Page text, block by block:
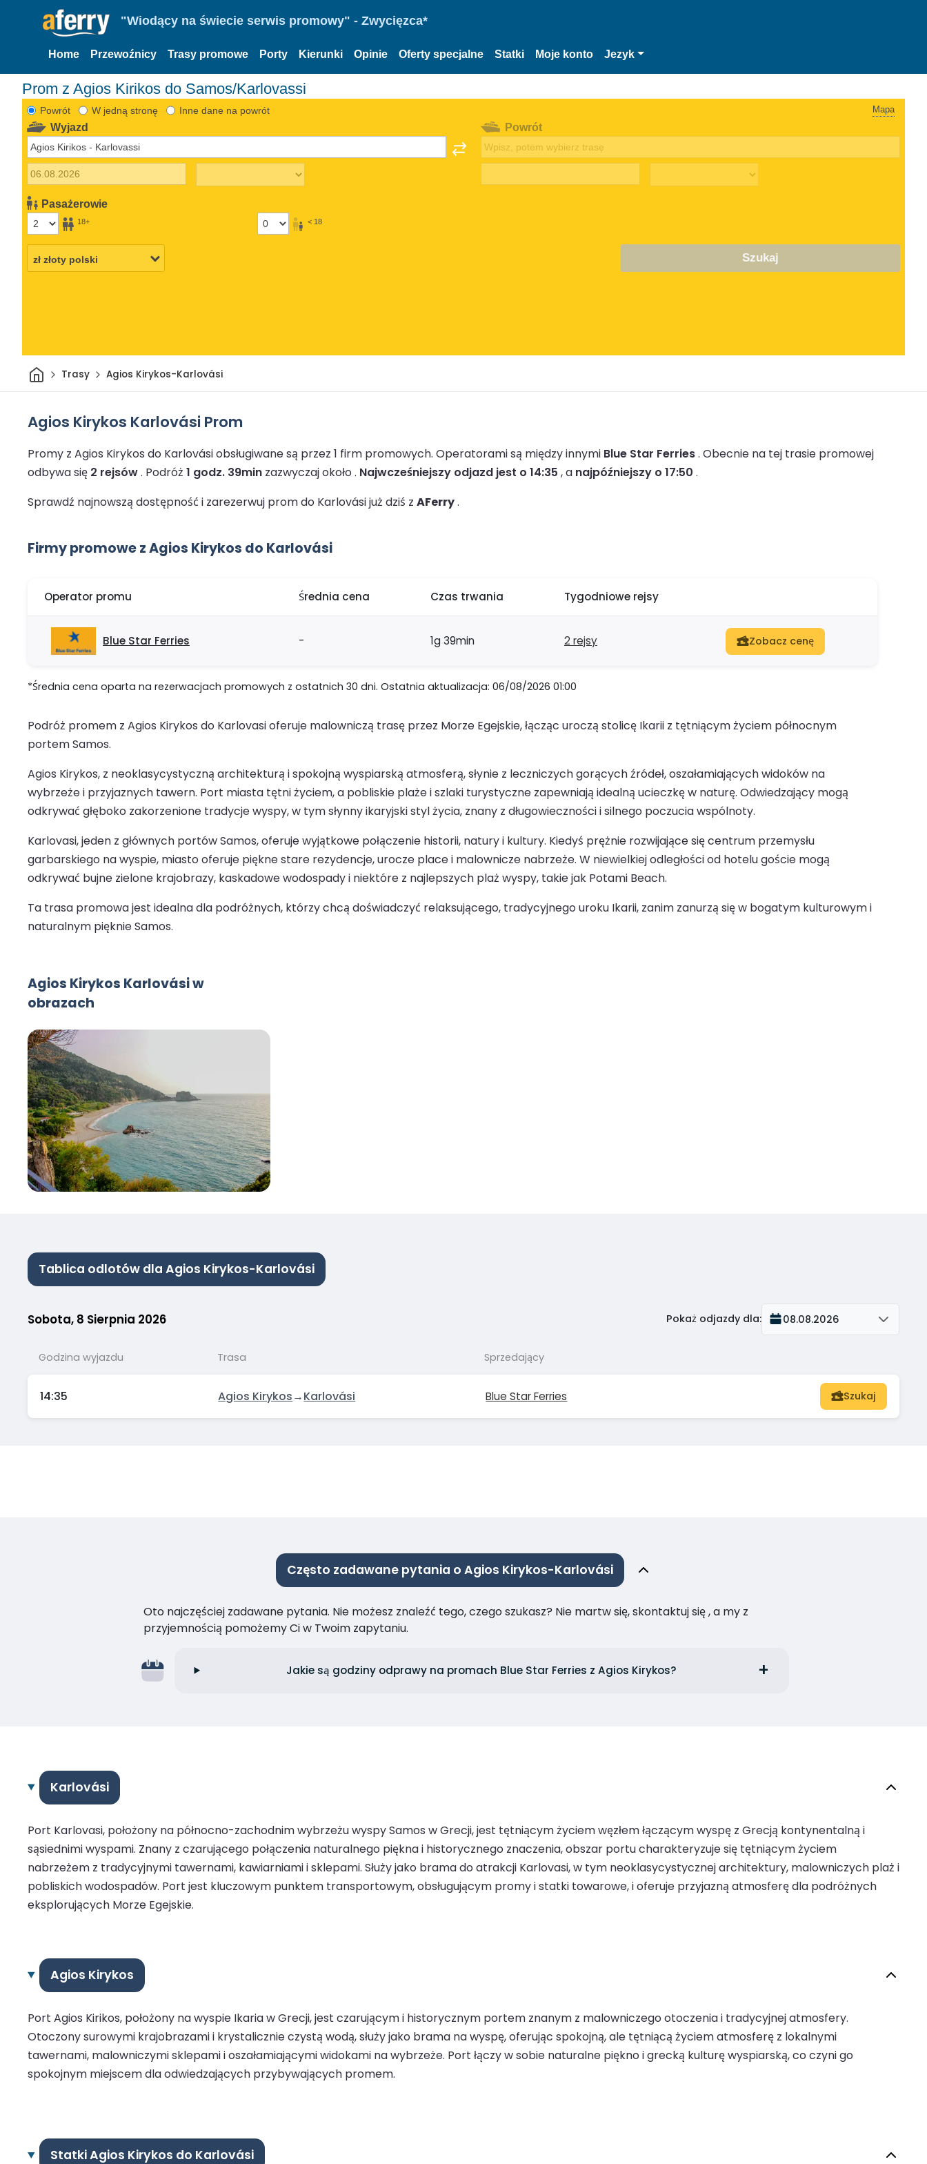
"Wiodący na świecie serwis promowy" - Zwycięzca*
Home Przewoźnicy Trasy promowe Porty Kierunki Opinie Oferty specjalne Statki Moje konto Jezyk
Prom z Agios Kirikos do Samos/Karlovassi
Powrót W jedną stronę Inne dane na powrót Mapa
Wyjazd
Pasażerowie
18+ < 18
Powrót
Szukaj
DomTrasy Agios Kirykos-Karlovási
Agios Kirykos Karlovási Prom
Promy z Agios Kirykos do Karlovási obsługiwane są przez 1 firm promowych. Operatorami są między innymi Blue Star Ferries. Obecnie na tej trasie promowej
odbywa się 2 rejsów. Podróż 1 godz. 39min zazwyczaj około . Najwcześniejszy odjazd jest o 14:35 , a najpóźniejszy o 17:50 .
Sprawdź najnowszą dostępność i zarezerwuj prom do Karlovási już dziś z AFerry.
Firmy promowe z Agios Kirykos do Karlovási
Operator promu Średnia cena Czas trwania Tygodniowe rejsy
Blue Star Ferries - 1g 39min 2 rejsy Zobacz cenę
*Średnia cena oparta na rezerwacjach promowych z ostatnich 30 dni. Ostatnia aktualizacja: 06/08/2026 01:00
Podróż promem z Agios Kirykos do Karlovasi oferuje malowniczą trasę przez Morze Egejskie, łącząc uroczą stolicę Ikarii z tętniącym życiem północnym
portem Samos.
Agios Kirykos, z neoklasycystyczną architekturą i spokojną wyspiarską atmosferą, słynie z leczniczych gorących źródeł, oszałamiających widoków na
wybrzeże i przyjaznych tawern. Port miasta tętni życiem, a pobliskie plaże i szlaki turystyczne zapewniają idealną ucieczkę w naturę. Odwiedzający mogą
odkrywać głęboko zakorzenione tradycje wyspy, w tym słynny ikaryjski styl życia, znany z długowieczności i silnego poczucia wspólnoty.
Karlovasi, jeden z głównych portów Samos, oferuje wyjątkowe połączenie historii, natury i kultury. Kiedyś prężnie rozwijające się centrum przemysłu
garbarskiego na wyspie, miasto oferuje piękne stare rezydencje, urocze place i malownicze nabrzeże. W niewielkiej odległości od hotelu goście mogą
odkrywać bujne zielone krajobrazy, kaskadowe wodospady i niektóre z najlepszych plaż wyspy, takie jak Potami Beach.
Ta trasa promowa jest idealna dla podróżnych, którzy chcą doświadczyć relaksującego, tradycyjnego uroku Ikarii, zanim zanurzą się w bogatym kulturowym i
naturalnym pięknie Samos.
Agios Kirykos Karlovási w
obrazach
Tablica odlotów dla Agios Kirykos-Karlovási
Sobota, 8 Sierpnia 2026 Pokaż odjazdy dla: 08.08.2026
Godzina wyjazdu Trasa Sprzedający
14:35 Agios Kirykos→Karlovási Blue Star Ferries Szukaj
Często zadawane pytania o Agios Kirykos-Karlovási
Oto najczęściej zadawane pytania. Nie możesz znaleźć tego, czego szukasz? Nie martw się, skontaktuj się , a my z
przyjemnością pomożemy Ci w Twoim zapytaniu.
Jakie są godziny odprawy na promach Blue Star Ferries z Agios Kirykos?
Karlovási
Port Karlovasi, położony na północno-zachodnim wybrzeżu wyspy Samos w Grecji, jest tętniącym życiem węzłem łączącym wyspę z Grecją kontynentalną i
sąsiednimi wyspami. Znany z czarującego połączenia naturalnego piękna i historycznego znaczenia, obszar portu charakteryzuje się tętniącym życiem
nabrzeżem z tradycyjnymi tawernami, kawiarniami i sklepami. Służy jako brama do atrakcji Karlovasi, w tym neoklasycystycznej architektury, malowniczych plaż i
pobliskich wodospadów. Port jest kluczowym punktem transportowym, obsługującym promy i statki towarowe, i oferuje przyjazną atmosferę dla podróżnych
eksplorujących Morze Egejskie.
Agios Kirykos
Port Agios Kirikos, położony na wyspie Ikaria w Grecji, jest czarującym i historycznym portem znanym z malowniczego otoczenia i tradycyjnej atmosfery.
Otoczony surowymi krajobrazami i krystalicznie czystą wodą, służy jako brama na wyspę, oferując spokojną, ale tętniącą życiem atmosferę z lokalnymi
tawernami, malowniczymi sklepami i oszałamiającymi widokami na wybrzeże. Port łączy w sobie naturalne piękno i grecką kulturę wyspiarską, co czyni go
spokojnym miejscem dla odwiedzających przybywających promem.
Statki Agios Kirykos do Karlovási